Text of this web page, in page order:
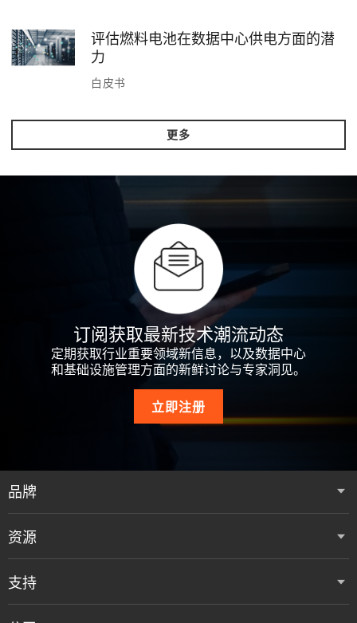
白皮书
评估燃料电池在数据中心供电方面的潜
力
更多
订阅获取最新技术潮流动态
定期获取行业重要领域新信息，以及数据中心
和基础设施管理方面的新鲜讨论与专家洞见。
立即注册
品牌
资源
支持